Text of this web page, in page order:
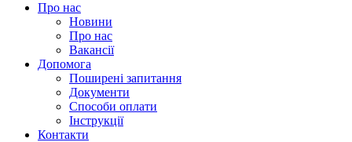
Про нас
Новини
Про нас
Вакансії
Допомога
Поширені запитання
Документи
Способи оплати
Інструкції
Контакти